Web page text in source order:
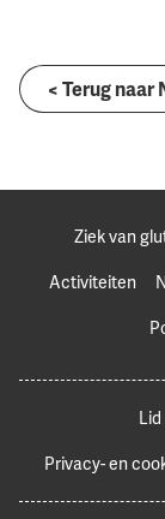
< Terug
Ziek van
Activiteiten
Privacy- en